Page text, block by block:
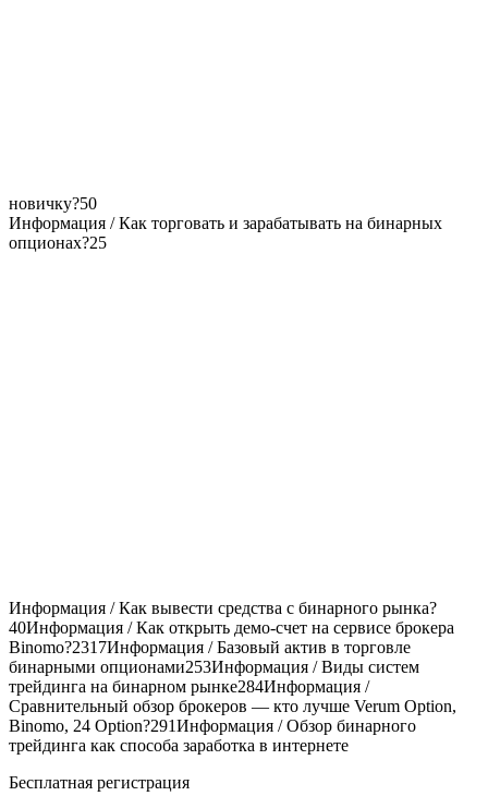
новичку?50
Информация / Как торговать и зарабатывать на бинарных
опционах?25
Информация / Как вывести средства с бинарного рынка?
40Информация / Как открыть демо-счет на сервисе брокера
Binomo?2317Информация / Базовый актив в торговле
бинарными опционами253Информация / Виды систем
трейдинга на бинарном рынке284Информация /
Сравнительный обзор брокеров — кто лучше Verum Option,
Binomo, 24 Option?291Информация / Обзор бинарного
трейдинга как способа заработка в интернете
Бесплатная регистрация